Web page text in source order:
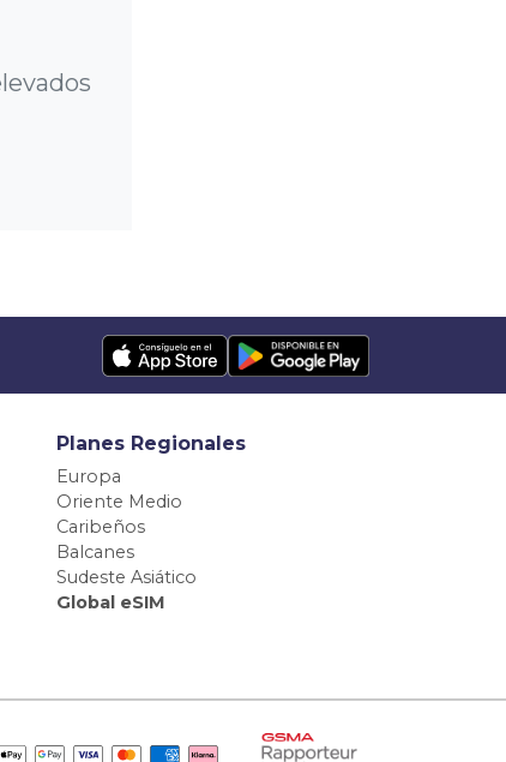
Planes Regionales
Europa
Oriente Medio
Caribeños
Balcanes
Sudeste Asiático
Global eSIM